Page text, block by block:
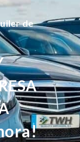
de